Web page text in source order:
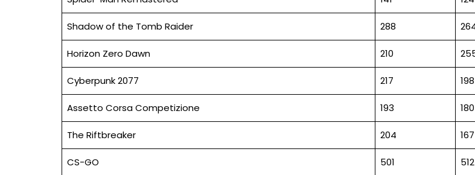
Shadow of the Tomb Raider 288
Horizon Zero Dawn 210
Cyberpunk 2077 217 198
Assetto Corsa Competizione 193 180
The Riftbreaker 204 167
CS-GO 501 512